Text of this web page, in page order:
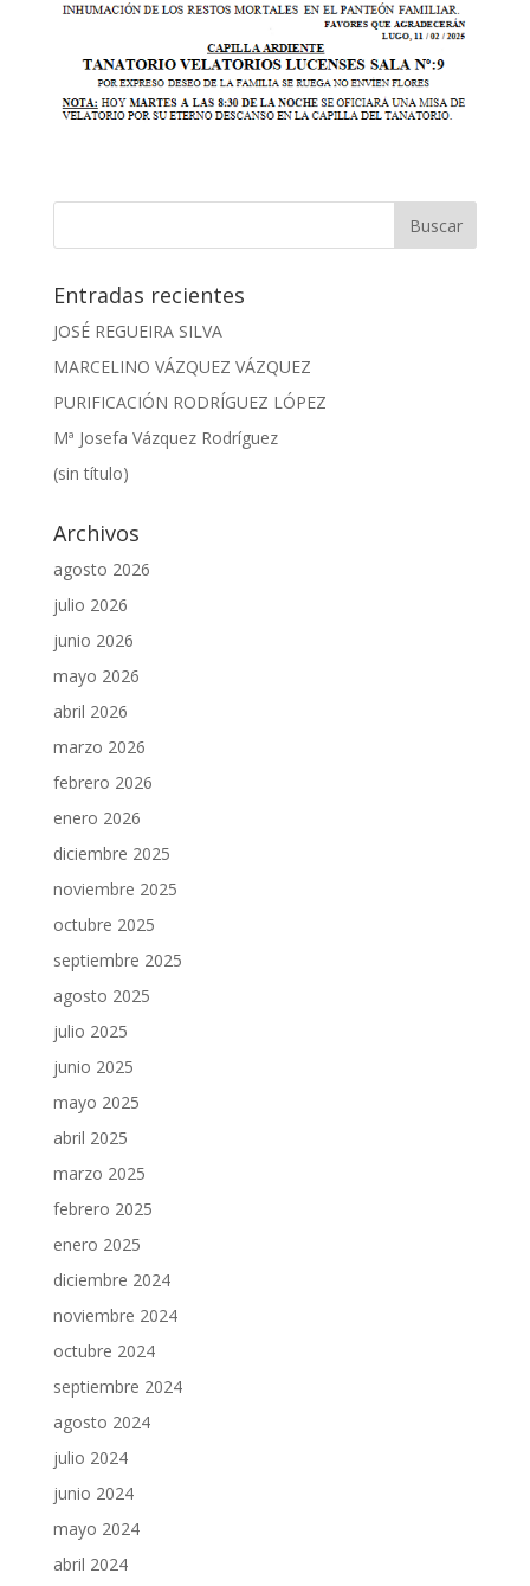
Entradas recientes
JOSÉ REGUEIRA SILVA
MARCELINO VÁZQUEZ VÁZQUEZ
PURIFICACIÓN RODRÍGUEZ LÓPEZ
Mª Josefa Vázquez Rodríguez
(sin título)
Archivos
agosto 2026
julio 2026
junio 2026
mayo 2026
abril 2026
marzo 2026
febrero 2026
enero 2026
diciembre 2025
noviembre 2025
octubre 2025
septiembre 2025
agosto 2025
julio 2025
junio 2025
mayo 2025
abril 2025
marzo 2025
febrero 2025
enero 2025
diciembre 2024
noviembre 2024
octubre 2024
septiembre 2024
agosto 2024
julio 2024
junio 2024
mayo 2024
abril 2024